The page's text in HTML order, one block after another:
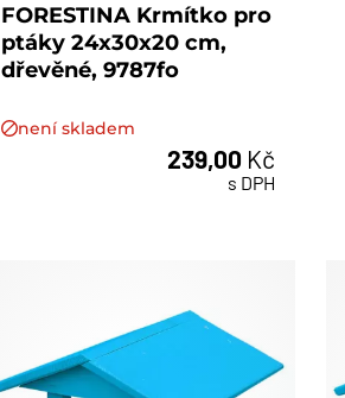
FORESTINA Krmítko pro
ptáky 24x30x20 cm,
dřevěné, 9787fo
není skladem
239,00 Kč
s DPH